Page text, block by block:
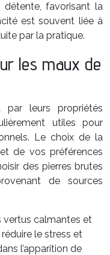
favorisant la
est souvent liée à
par la pratique.
les maux de
par leurs propriétés
utiles pour
Le choix de la
de vos préférences
des pierres brutes
de sources
vertus calmantes et
le stress et
l’apparition de